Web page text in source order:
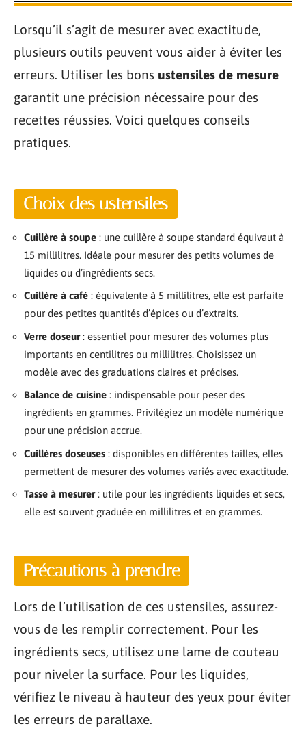
Lorsqu’il s’agit de mesurer avec exactitude,
plusieurs outils peuvent vous aider à éviter les
erreurs. Utiliser les bons ustensiles de mesure
garantit une précision nécessaire pour des
recettes réussies. Voici quelques conseils
pratiques.
Choix des ustensiles
Cuillère à soupe : une cuillère à soupe standard équivaut à
15 millilitres. Idéale pour mesurer des petits volumes de
liquides ou d’ingrédients secs.
Cuillère à café : équivalente à 5 millilitres, elle est parfaite
pour des petites quantités d’épices ou d’extraits.
Verre doseur: essentiel pour mesurer des volumes plus
importants en centilitres ou millilitres. Choisissez un
modèle avec des graduations claires et précises.
Balance de cuisine : indispensable pour peser des
ingrédients en grammes. Privilégiez un modèle numérique
pour une précision accrue.
Cuillères doseuses : disponibles en différentes tailles, elles
permettent de mesurer des volumes variés avec exactitude.
Tasse à mesurer: utile pour les ingrédients liquides et secs,
elle est souvent graduée en millilitres et en grammes.
Précautions à prendre
Lors de l’utilisation de ces ustensiles, assurez-
vous de les remplir correctement. Pour les
ingrédients secs, utilisez une lame de couteau
pour niveler la surface. Pour les liquides,
vérifiez le niveau à hauteur des yeux pour éviter
les erreurs de parallaxe.